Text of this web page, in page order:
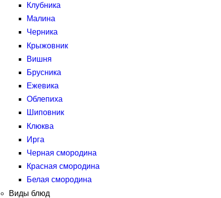
Клубника
Малина
Черника
Крыжовник
Вишня
Брусника
Ежевика
Облепиха
Шиповник
Клюква
Ирга
Черная смородина
Красная смородина
Белая смородина
Виды блюд